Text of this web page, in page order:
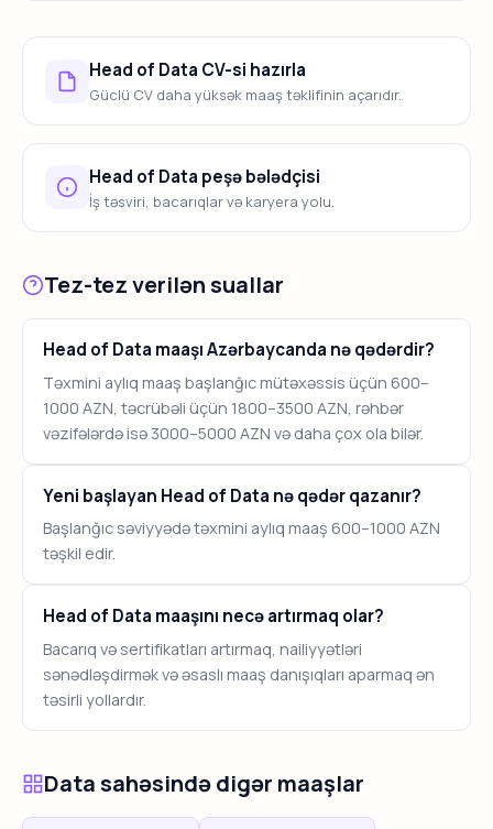
Head of Data CV-si hazırla
Güclü CV daha yüksək maaş təklifinin açarıdır.
Head of Data peşə bələdçisi
İş təsviri, bacarıqlar və karyera yolu.
Tez-tez verilən suallar
Head of Data maaşı Azərbaycanda nə qədərdir?
Təxmini aylıq maaş başlanğıc mütəxəssis üçün 600–
1000 AZN, təcrübəli üçün 1800–3500 AZN, rəhbər
vəzifələrdə isə 3000–5000 AZN və daha çox ola bilər.
Yeni başlayan Head of Data nə qədər qazanır?
Başlanğıc səviyyədə təxmini aylıq maaş 600–1000 AZN
təşkil edir.
Head of Data maaşını necə artırmaq olar?
Bacarıq və sertifikatları artırmaq, nailiyyətləri
sənədləşdirmək və əsaslı maaş danışıqları aparmaq ən
təsirli yollardır.
Data sahəsində digər maaşlar